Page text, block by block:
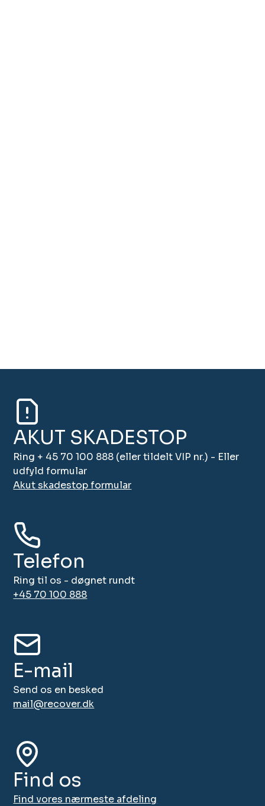
AKUT SKADESTOP
Ring + 45 70 100 888 (eller tildelt VIP nr.) - Eller
udfyld formular
Akut skadestop formular
Telefon
Ring til os - døgnet rundt
+45 70 100 888
E-mail
Send os en besked
mail@recover.dk
Find os
Find vores nærmeste afdeling